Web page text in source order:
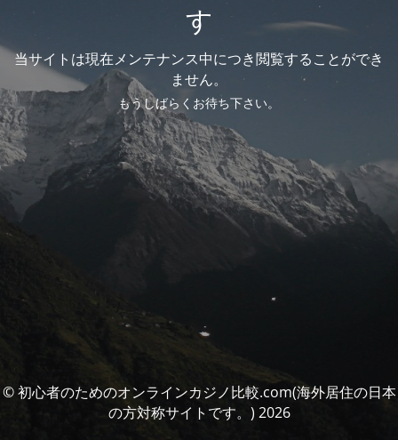
す
当サイトは現在メンテナンス中につき閲覧することができ
ません。
もうしばらくお待ち下さい。
© 初心者のためのオンラインカジノ比較.com(海外居住の日本
の方対称サイトです。) 2026